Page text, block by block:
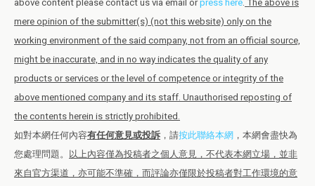
above content please contact us via email orpress here. The above is
mere opinion of the submitter(s) (not this website) only on the
working environment of the said company, not from an official source,
might be inaccurate, and in no way indicates the quality of any
products or services or the level of competence or integrity of the
above mentioned company and its staff. Unauthorised reposting of
the contents herein is strictly prohibited.
如對本網任何內容有任何意見或投訴 ，請按此聯絡本網 ，本網會盡快為
您處理問題。
以上內容僅為投稿者之個人意見，不代表本網立場，並非
來自官方渠道，亦可能不準確，而評論亦僅限於投稿者對工作環境的意